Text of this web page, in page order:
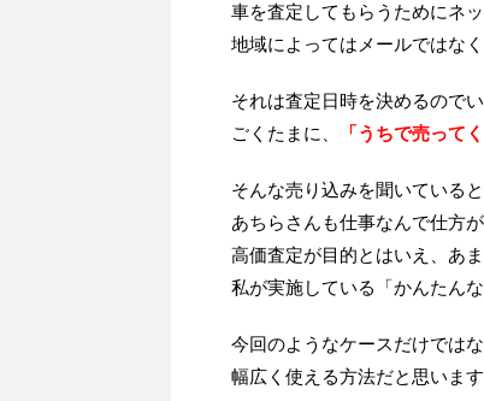
車を査定してもらうためにネ
地域によってはメールではな
それは査定日時を決めるのでい
ごくたまに、
「うちで売って
そんな売り込みを聞いている
あちらさんも仕事なんで仕方
高価査定が目的とはいえ、あ
私が実施している「かんたん
今回のようなケースだけではな
幅広く使える方法だと思います